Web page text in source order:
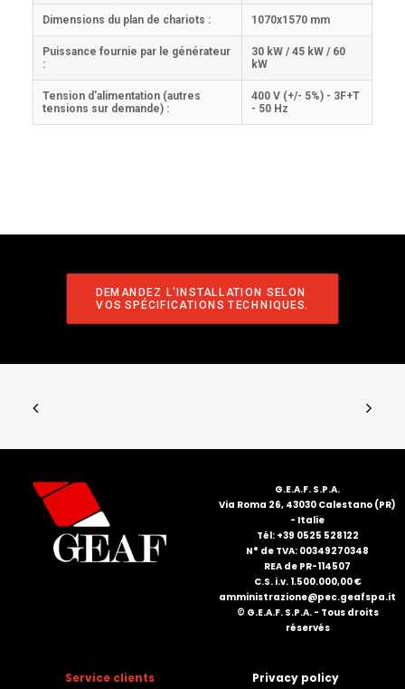
Dimensions du plan de chariots : 1070x1570 mm
Puissance fournie par le générateur
:
30 kW / 45 kW / 60
kW
Tension d'alimentation (autres
tensions sur demande) :
400 V (+/- 5%) - 3F+T
- 50 Hz
DEMANDEZ L'INSTALLATION SELON
VOS SPÉCIFICATIONS TECHNIQUES.
G.E.A.F. S.P.A.
Via Roma 26, 43030 Calestano (PR)
- Italie
Tél: +39 0525 528122
N° de TVA: 00349270348
REA de PR-114507
C.S. i.v. 1.500.000,00 €
amministrazione@pec.geafspa.it
© G.E.A.F. S.P.A. - Tous droits
réservés
Service clients Privacy policy